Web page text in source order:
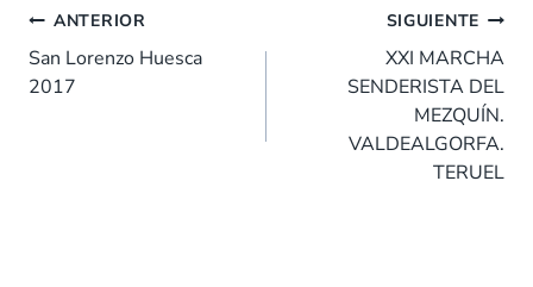
b
o
o
s
A dI t ar
tir
Navegación
de
entradas
ANTERIOR
San Lorenzo Huesca
2017
SIGUIENTE
XXI MARCHA
SENDERISTA DEL
MEZQUÍN.
VALDEALGORFA.
TERUEL